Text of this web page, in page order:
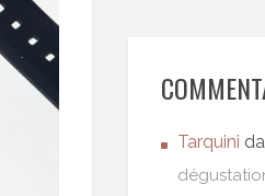
Tarquini